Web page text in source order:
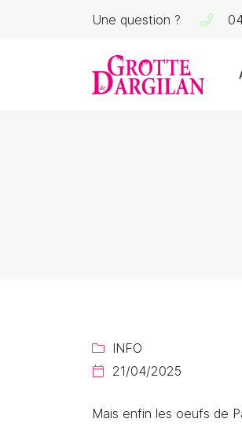
Une question ?
48150 MEYRUEIS
04 66 45 60 20
Recopier le code ci-contre
 INFO
 21/04/2025
Mais enfin les oeufs de